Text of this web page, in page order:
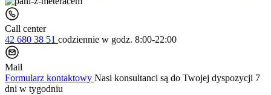
Call center
42 680 38 51 codziennie w godz. 8:00-22:00
Mail
Formularz kontaktowy Nasi konsultanci są do Twojej dyspozycji 7
dni w tygodniu